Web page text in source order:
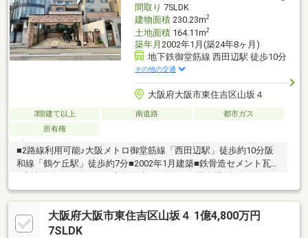
間取り 7SLDK
建物面積230.23m2
土地面積164.11m2
築年月 2002年1月(築24年8ヶ月)
地下鉄御堂筋線 西田辺駅 徒歩10分
その他の交通
大阪府大阪市東住吉区山坂４
3階建て以上 南道路
都市ガス
所有権
■2路線利用可能♪大阪メトロ御堂筋線「西田辺駅」徒歩約10分阪
和線「鶴ケ丘駅」徒歩約7分■2002年1月建築■鉄骨造セメント瓦葺
（サイズ制限あり）■7LDKのゆとりある間取りに納戸、2WICの贅
沢設計■4箇所バルコニー有、南向きはワイドスパン設計■2階部分
キッチン・洗面室の家事導線を考慮した回遊式の間取り
大阪府大阪市東住吉区山坂４ 1億4,800万円
7SLDK